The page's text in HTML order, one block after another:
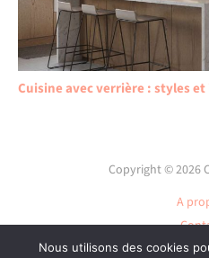
Cuisine avec verrière : styles
Copyright © 2026
A
Plan
Nous utilisons des cookies